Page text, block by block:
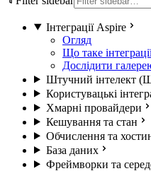
Інтеграції Aspire
Огляд
Що таке
Дослідити
Штучний інтелект
Користувацькі
Хмарні провайдери
Кешування та стан
Обчислення та
База даних
Фреймворки та